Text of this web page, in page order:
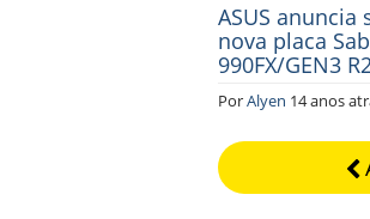
ASUS anuncia
nova placa
990FX/GEN3
PorAlyen 14 anos